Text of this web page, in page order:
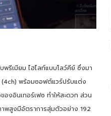
รีเมียม ไฮไลท์แบบโลว์คีย์ ซึ่งมา
พร้อมซอฟต์แวร์ปรับแต่ง
งอินเทอร์เฟซ ทำให้สะดวก ส่วน
าพสูงมีอัตราการสุ่มตัวอย่าง 192